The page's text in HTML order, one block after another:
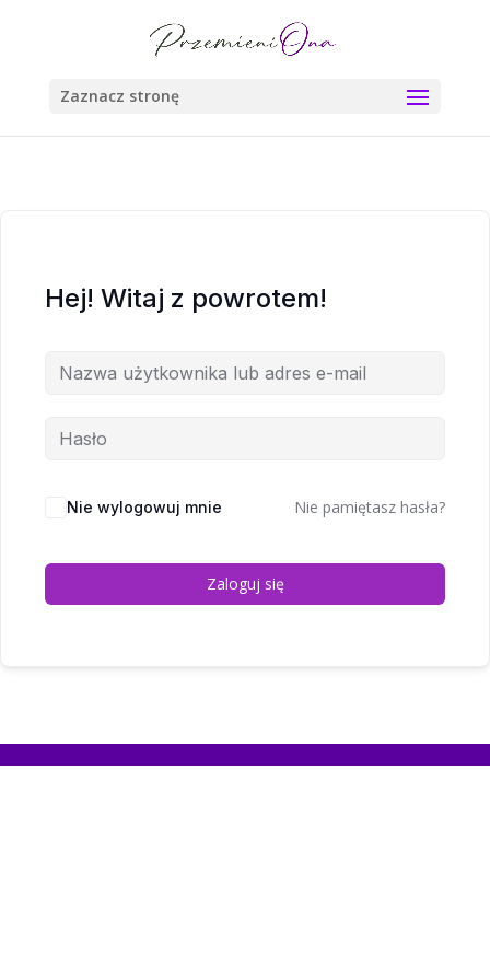
Zaznacz stronę
Hej! Witaj z powrotem!
Nie wylogowuj mnie Nie pamiętasz hasła?
Zaloguj się